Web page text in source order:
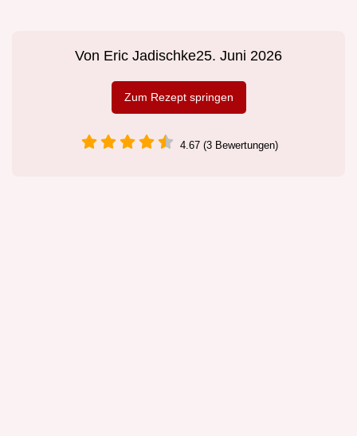
Von Eric Jadischke25. Juni 2026
Zum Rezept springen
4.67 (3 Bewertungen)